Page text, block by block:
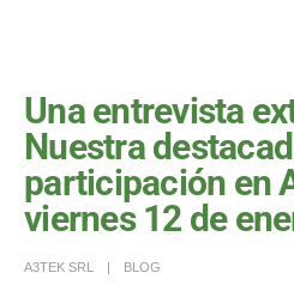
Una entrevista
Nuestra
participación en
viernes 12 de
A3TEK SRL BLOG